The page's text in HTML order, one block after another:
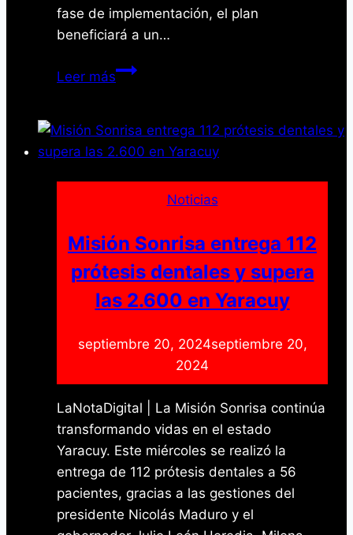
fase de implementación, el plan
beneficiará a un…
Leer másPlan
264
Negocios
Financiamiento
Noticias
Misión Sonrisa entrega 112
prótesis dentales y supera
las 2.600 en Yaracuy
septiembre 20, 2024septiembre 20,
2024
LaNotaDigital | La Misión Sonrisa continúa
transformando vidas en el estado
Yaracuy. Este miércoles se realizó la
entrega de 112 prótesis dentales a 56
pacientes, gracias a las gestiones del
presidente Nicolás Maduro y el